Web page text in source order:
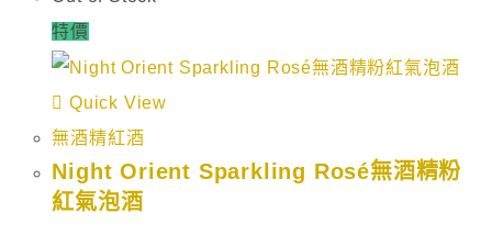
特價
Quick View
無酒精紅酒
Night Orient Sparkling Rosé無酒精粉
紅氣泡酒